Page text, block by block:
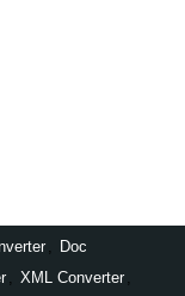
Doc
XML Converter